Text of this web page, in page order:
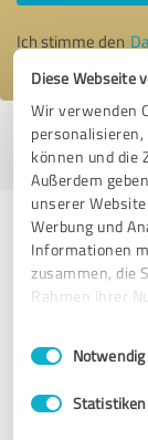
Diese Webseite
Wir verwenden
können und die
Außerdem
unserer
Werbung und
Informationen
zusammen, die
Rahmen Ihrer
Impressum
Notwendig
Statistiken
Ich stimme den
Profil aktiv seit
Wendholt